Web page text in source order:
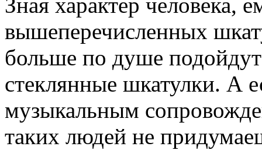
Зная характер
вышеперечисленных
больше по душе
стеклянные шкатулки. А
музыкальным
таких людей не